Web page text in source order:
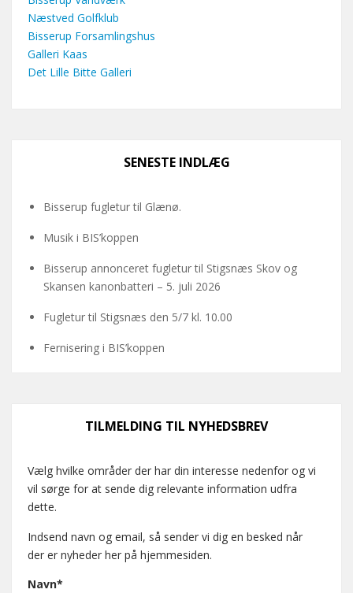
Næstved Golfklub
Bisserup Forsamlingshus
Galleri Kaas
Det Lille Bitte Galleri
SENESTE INDLÆG
Bisserup fugletur til Glænø.
Musik i BIS’koppen
Bisserup annonceret fugletur til Stigsnæs Skov og
Skansen kanonbatteri – 5. juli 2026
Fugletur til Stigsnæs den 5/7 kl. 10.00
Fernisering i BIS’koppen
TILMELDING TIL NYHEDSBREV
Vælg hvilke områder der har din interesse nedenfor og vi
vil sørge for at sende dig relevante information udfra
dette.
Indsend navn og email, så sender vi dig en besked når
der er nyheder her på hjemmesiden.
Navn*